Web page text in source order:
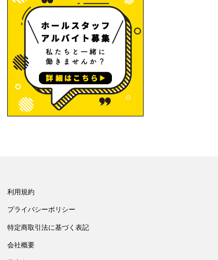
利用規約
プライバシーポリシー
特定商取引法に基づく表記
会社概要